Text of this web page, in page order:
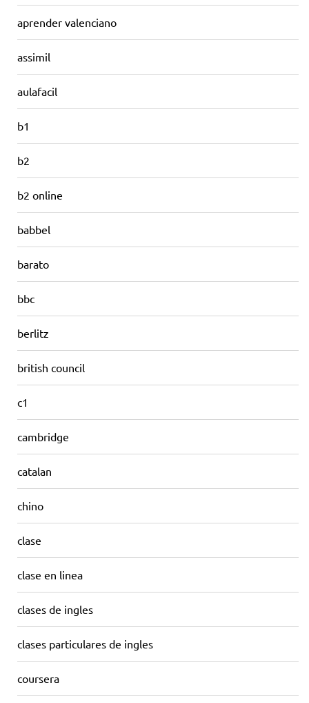
aprender valenciano
assimil
aulafacil
b1
b2
b2 online
babbel
barato
bbc
berlitz
british council
c1
cambridge
catalan
chino
clase
clase en linea
clases de ingles
clases particulares de ingles
coursera